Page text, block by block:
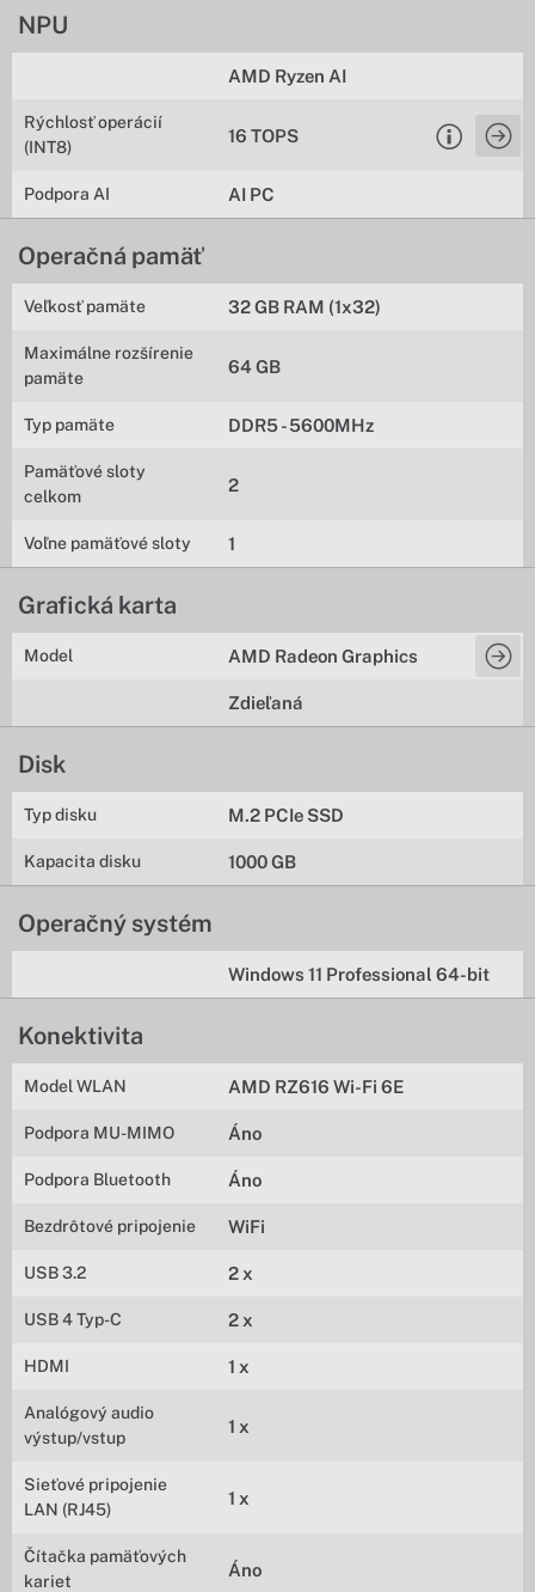
NPU
AMD Ryzen AI
Rýchlosť operácií
(INT8)
16 TOPS
Podpora AI AI PC
Operačná pamäť
Veľkosť pamäte 32 GB RAM (1x32)
Maximálne rozšírenie
pamäte
64 GB
Typ pamäte DDR5 - 5600MHz
Pamäťové sloty
celkom
2
Voľne pamäťové sloty 1
Grafická karta
Model AMD Radeon Graphics
Zdieľaná
Disk
Typ disku M.2 PCIe SSD
Kapacita disku 1000 GB
Operačný systém
Windows 11 Professional 64-bit
Konektivita
Model WLAN AMD RZ616 Wi-Fi 6E
Podpora MU-MIMO Áno
Podpora Bluetooth Áno
Bezdrôtové pripojenie WiFi
USB 3.2 2 x
USB 4 Typ-C 2 x
HDMI 1 x
Analógový audio
výstup/vstup
1 x
Sieťové pripojenie
LAN (RJ45)
1 x
Čítačka pamäťových
kariet
Áno